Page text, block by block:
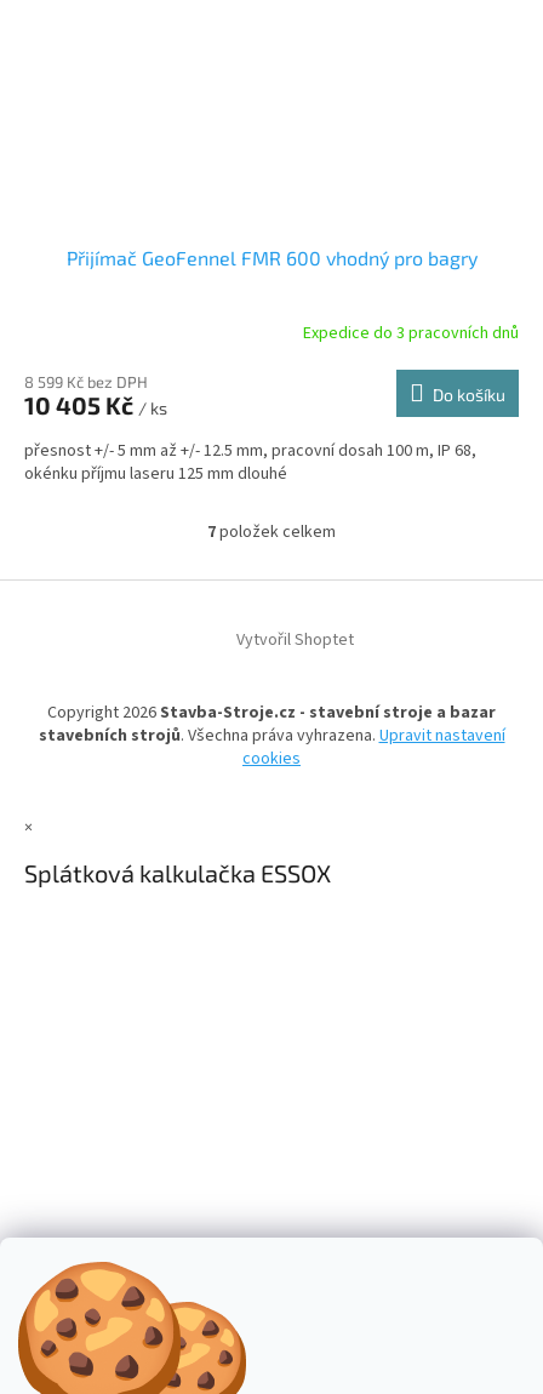
Přijímač GeoFennel FMR 600 vhodný pro bagry
Expedice do 3 pracovních dnů
8 599 Kč bez DPH
10 405 Kč / ks
Do košíku
přesnost +/- 5 mm až +/- 12.5 mm, pracovní dosah 100 m, IP 68,
okénku příjmu laseru 125 mm dlouhé
O
l
d
í
p
r
v
ý
p
7položek celkem
Vytvořil Shoptet
Copyright 2026Stavba-Stroje.cz - stavební stroje a bazar
stavebních strojů. Všechna práva vyhrazena. Upravit nastavení
cookies
×
Splátková kalkulačka ESSOX